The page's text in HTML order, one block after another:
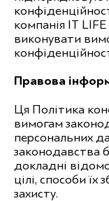
компанія IT
виконувати
Правова
Ця Політика
вимогам
персональних
законодавства
докладні
цілі, способи їх
захисту.